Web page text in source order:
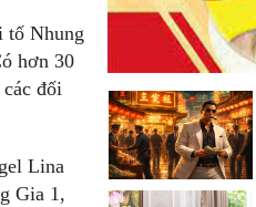
tố Nhung
hơn 30
đối
Lina
Gia 1,